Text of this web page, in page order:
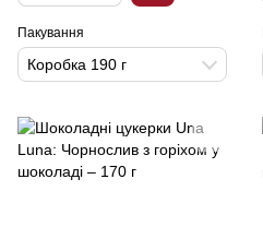
Пакування
Коробка 190 г